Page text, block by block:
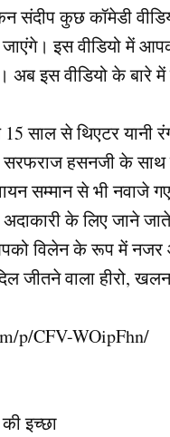
संदीप कुछ कॉमेडी
इस वीडियो में
अब इस वीडियो के
साल से थिएटर यानी
हसनजी के साथ
सम्मान से भी नवाजे
के लिए जाने
विलेन के रूप में
जीतने वाला हीरो,
p/CFV-WOipFhn/
इच्छा